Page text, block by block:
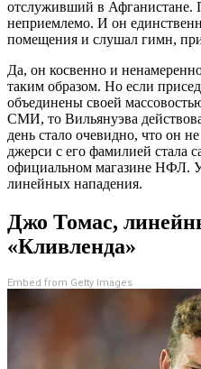
отслуживший в Афганистане.
неприемлемо. И он
помещения и слушал гимн,
Да, он косвенно и
таким образом. Но если
объединены своей
СМИ, то Вильянуэва
день стало очевидно, что он
джерси с его фамилией стала
официальном магазине НФЛ.
линейных нападения.
Джо Томас,
«Кливленда»
Embed from Getty Images